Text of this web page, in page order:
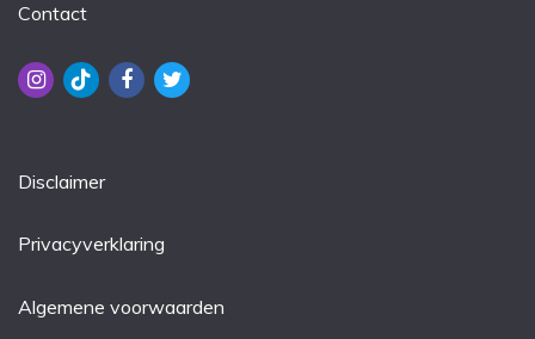
Contact
Disclaimer
Privacyverklaring
Algemene voorwaarden